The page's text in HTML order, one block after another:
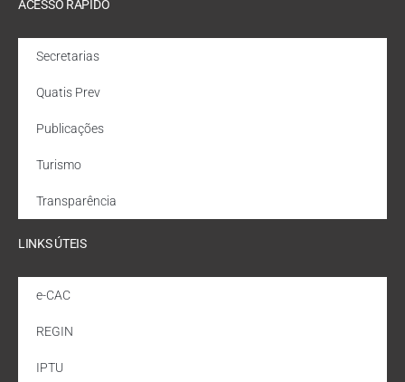
ACESSO RÁPIDO
Secretarias
Quatis Prev
Publicações
Turismo
Transparência
LINKS ÚTEIS
e-CAC
REGIN
IPTU